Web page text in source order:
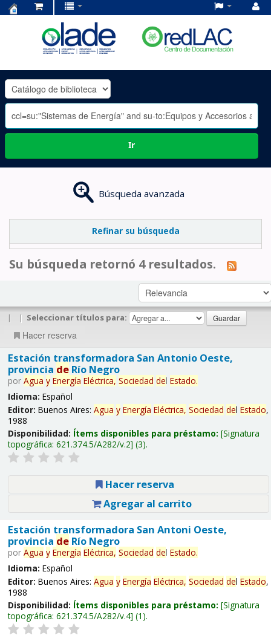
OLADE
-
Ir
Búsqueda avanzada
Refinar su búsqueda
Su búsqueda retornó 4 resultados.
| | Seleccionar títulos para:
Hacer reserva
Estación transformadora San Antonio Oeste,
provincia deRío Negro
por Agua y Energía Eléctrica, Sociedad del Estado.
Idioma: Español
Editor: Buenos Aires: Agua y Energía Eléctrica, Sociedad del Estado,
1988
Disponibilidad: Ítems disponibles para préstamo: Signatura
topográfica: 621.374.5/A282/v.2 (3).
Hacer reserva
Agregar al carrito
Estación transformadora San Antoni Oeste,
provincia deRío Negro
por Agua y Energía Eléctrica, Sociedad del Estado.
Idioma: Español
Editor: Buenos Aires: Agua y Energía Eléctrica, Sociedad del Estado,
1988
Disponibilidad: Ítems disponibles para préstamo: Signatura
topográfica: 621.374.5/A282/v.4 (1).